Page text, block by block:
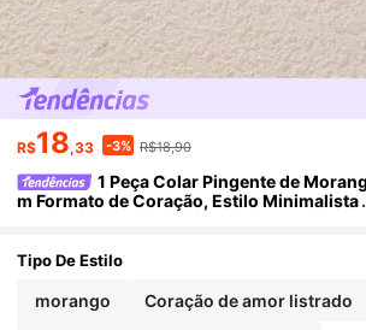
R$18,33 -3% R$18,90
1 Peça Colar Pingente de
m Formato de Coração, Estilo Minimalista
ãe Combinar Livremente
Tipo De Estilo
morango Coração de amor listrado